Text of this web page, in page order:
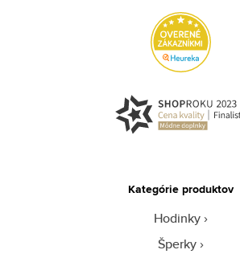
Kategórie produktov
Hodinky
Šperky